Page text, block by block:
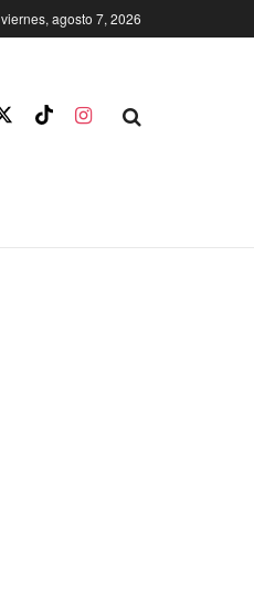
viernes, agosto 7, 2026